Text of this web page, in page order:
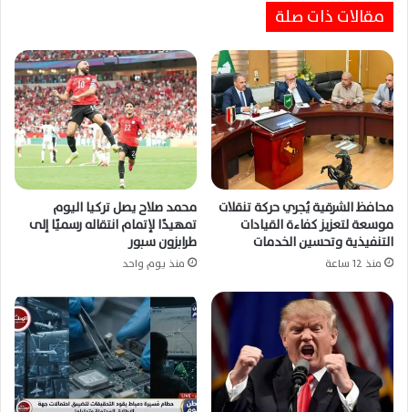
مقالات ذات صلة
محافظ الشرقية يُجري حركة تنقلات
موسعة لتعزيز كفاءة القيادات
التنفيذية وتحسين الخدمات
منذ 12 ساعة
محمد صلاح يصل تركيا اليوم
تمهيدًا لإتمام انتقاله رسميًا إلى
طرابزون سبور
منذ يوم واحد